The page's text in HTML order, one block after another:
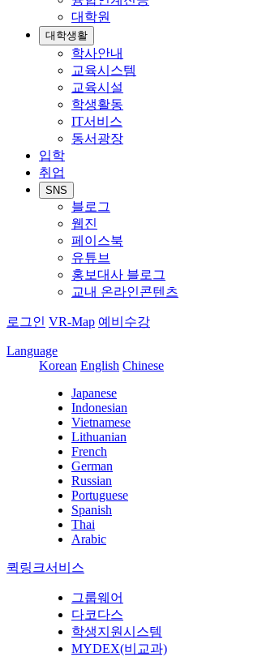
대학원
대학생활
학사안내
교육시스템
교육시설
학생활동
IT서비스
동서광장
입학
취업
SNS
블로그
웹진
페이스북
유튜브
홍보대사 블로그
교내 온라인콘텐츠
로그인 VR-Map 예비수강
Language
Korean English Chinese
Japanese
Indonesian
Vietnamese
Lithuanian
French
German
Russian
Portuguese
Spanish
Thai
Arabic
퀵링크서비스
그룹웨어
다코다스
학생지원시스템
MYDEX(비교과)